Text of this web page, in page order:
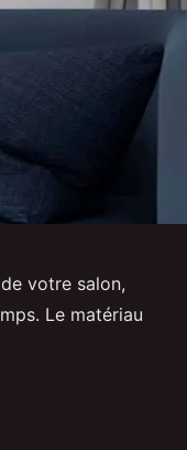
votre salon,
Le matériau